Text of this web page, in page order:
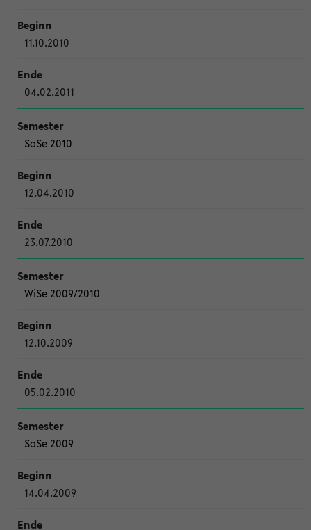
11.10.2010
04.02.2011
SoSe 2010
12.04.2010
23.07.2010
WiSe 2009/2010
12.10.2009
05.02.2010
SoSe 2009
14.04.2009